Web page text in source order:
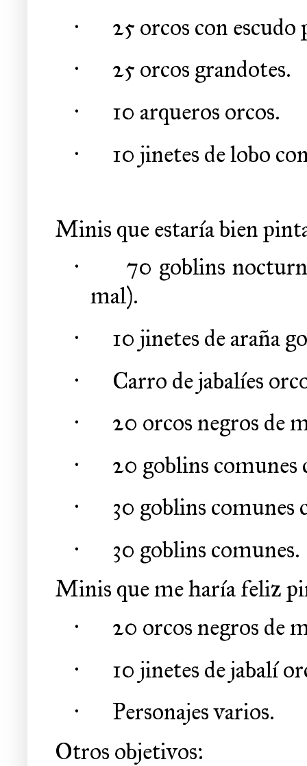
·
25 orcos con escudo
·
25 orcos grandotes.
·
10 arqueros orcos.
·
10 jinetes de lobo
Minis que estaría bien
·
70 goblins
mal).
·
10 jinetes de araña
·
Carro de jabalíes
·
20 orcos negros de
·
20 goblins comunes
·
30 goblins comunes
·
30 goblins comunes.
Minis que me haría feliz
·
20 orcos negros de
·
10 jinetes de jabalí
·
Personajes varios.
Otros objetivos: